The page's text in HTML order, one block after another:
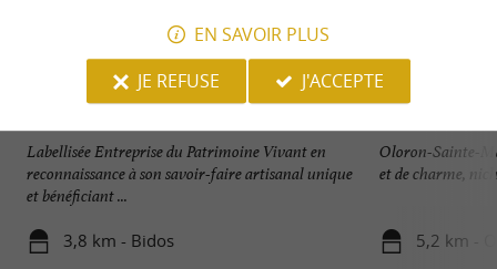
Labellisée Entreprise du Patrimoine Vivant en
reconnaissance à son savoir-faire artisanal unique
et bénéficiant ...
3,8 km - Bidos
Oloron-Sainte-
et de charme,
5,2 km -
EN SAVOIR PLUS
JE REFUSE
J'ACCEPTE